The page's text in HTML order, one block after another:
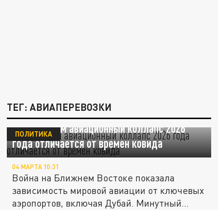
ТЕГ: АВИАПЕРЕВОЗКИ
Взгляд: Чем авиационный коллапс 2026
года отличается от времен ковида
ПОЛИТИКА
04 МАРТА 10:31
Война на Ближнем Востоке показала
зависимость мировой авиации от ключевых
аэропортов, включая Дубай. Минутный...